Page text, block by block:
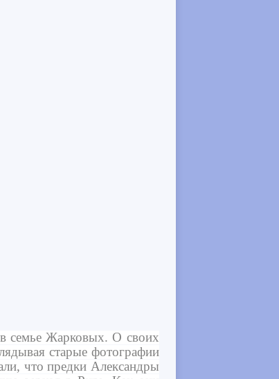
в семье Жарковых. О своих
старые фотографии
что предки Александры